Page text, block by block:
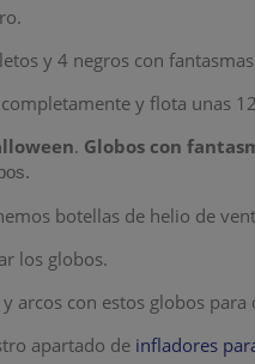
y 4 negros con fantasmas
y flota unas
. Globos con
botellas de helio de
los globos.
arcos con estos globos para
apartado de infladores